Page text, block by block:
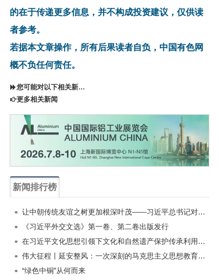
的在于传递更多信息，并不构成投资建议，仅供读
者参考。
若据本文章操作，所有后果读者自负，中国有色网
概不负任何责任。
您可能对以下相关新闻同样感兴趣
更多相关新闻
新闻排行榜
让中朝传统友谊之树更加根深叶茂——习近平总书记对朝鲜进行国事访问纪实
《习近平外交文选》第一卷、第二卷出版发行
在习近平文化思想引领下文化和自然遗产保护传承利用工作开创新局面
伟大征程丨延安整风：一次深刻的马克思主义思想教育运动
“绿色中铜”从何而来